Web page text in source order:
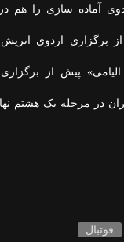
آماده سازی را هم
از برگزاری اردوی
پیش از
در مرحله یک هشتم
فوتبال